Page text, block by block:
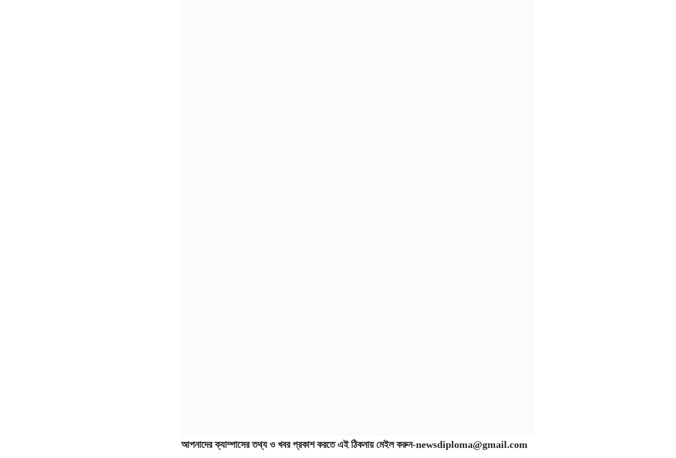
আপনাদের ক্যাম্পাসের তথ্য ও খবর প্রকাশ করতে এই ঠিকনায় মেইল করুন-newsdiploma@gmail.com